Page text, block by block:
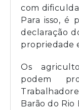
com
Para isso, é
declaração
propriedade
Os
podem
Barão do Rio